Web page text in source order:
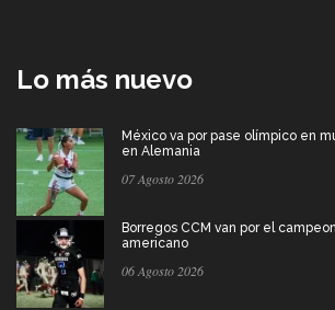
Lo más nuevo
México va por pase olímpico en
en Alemania
07 Agosto 2026
Borregos CCM van por el
americano
06 Agosto 2026